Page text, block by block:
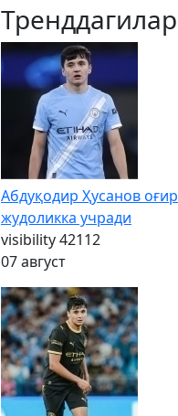
Тренддагилар
Абдуқодир Ҳусанов оғир
жудоликка учради
visibility42112
07 август